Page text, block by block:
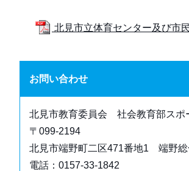
北見市立体育センター及び
お問い合わせ
北見市教育委員会 社会教育部ス
〒099-2194
北見市端野町二区471番地1 端野総
電話：0157-33-1842